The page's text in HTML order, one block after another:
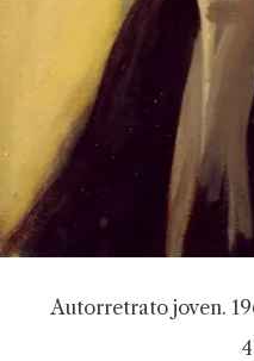
Autorretrato joven.